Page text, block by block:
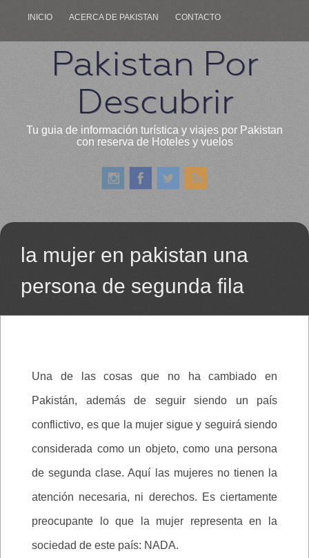
INICIO ACERCA DE PAKISTAN CONTACTO
Pakistan Por
Descubrir
Tu guia de información turística y viajes por Pakistan
con reserva de Hoteles y vuelos
la mujer en pakistan una
persona de segunda fila
Una de las cosas que no ha cambiado en
Pakistán, además de seguir siendo un país
conflictivo, es que la mujer sigue y seguirá siendo
considerada como un objeto, como una persona
de segunda clase. Aquí las mujeres no tienen la
atención necesaria, ni derechos. Es ciertamente
preocupante lo que la mujer representa en la
sociedad de este país: NADA.